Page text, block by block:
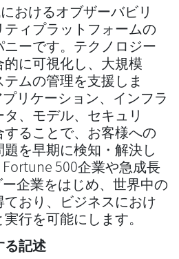
おけるオブザーバビリ
ィプラットフォームの
ーです。テクノロジー
に可視化し、大規模
ムの管理を支援しま
リケーション、インフラ
、モデル、セキュリ
ることで、お客様への
を早期に検知・解決し
500企業や急成長
企業をはじめ、世界中の
おり、ビジネスにおけ
行を可能にします。
る記述